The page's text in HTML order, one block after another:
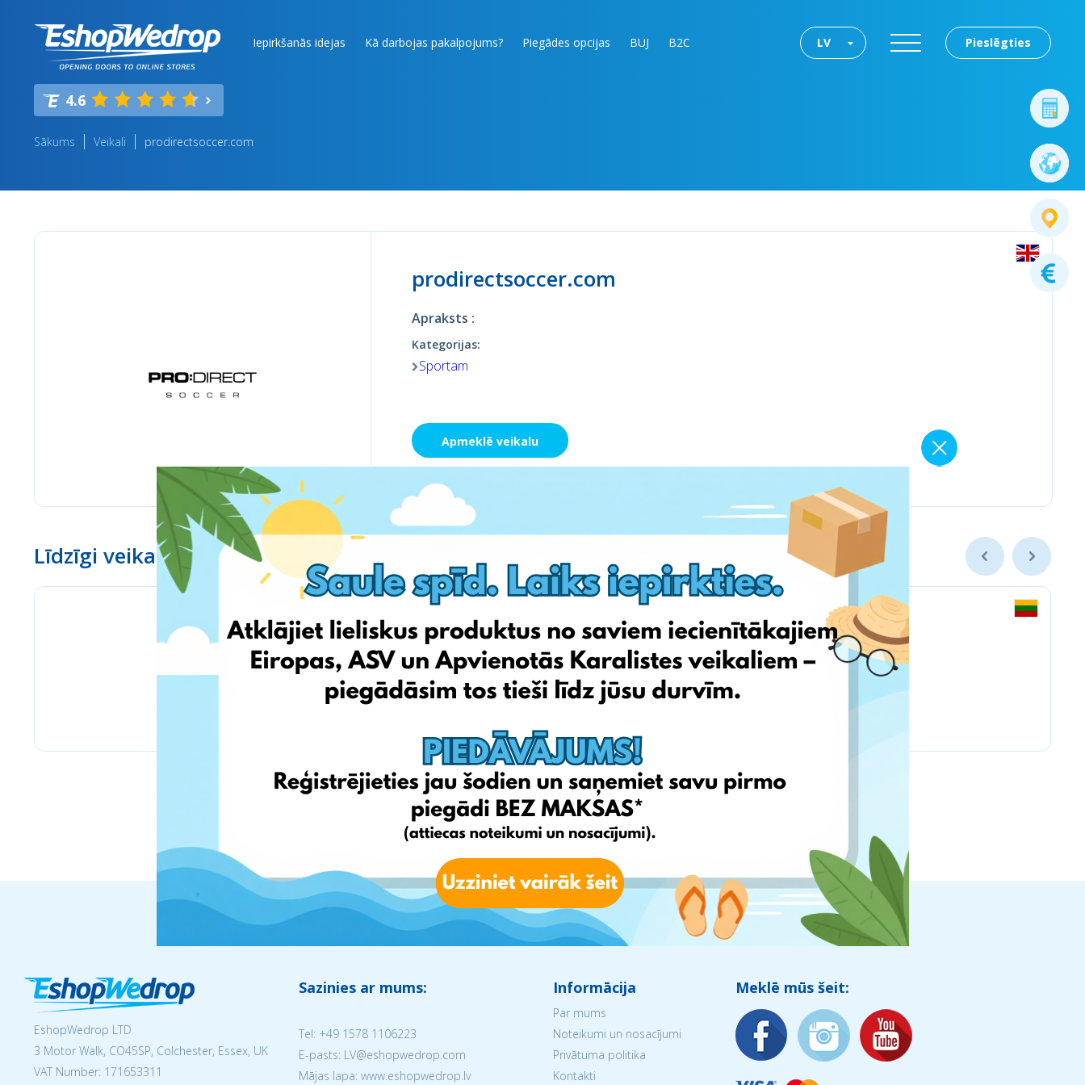
Iepirkšanās idejas Kā darbojas pakalpojums? Piegādes opcijas BUJ B2C Pieslēgties
LV
4.6
Sākums Veikali prodirectsoccer.com
prodirectsoccer.com
Apraksts :
Kategorijas:
Sportam
Apmeklē veikalu
Līdzīgi veikali
EshopWedrop LTD
3 Motor Walk, CO45SP, Colchester, Essex, UK
VAT Number: 171653311
Sazinies ar mums:
Tel: +49 1578 1106223
E-pasts: LV@eshopwedrop.com
Mājas lapa: www.eshopwedrop.lv
Informācija
Par mums
Noteikumi un nosacījumi
Privātuma politika
Kontakti
Meklē mūs šeit: